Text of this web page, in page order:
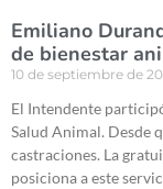
Emiliano
de bienestar
10 de septiembre de
El Intendente
Salud Animal. Desde
castraciones. La
posiciona a este